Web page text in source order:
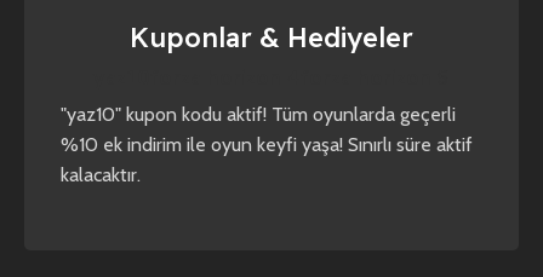
Kuponlar & Hediyeler
"yaz10" kupon kodu aktif! Tüm oyunlarda geçerli
%10 ek indirim ile oyun keyfi yaşa! Sınırlı süre aktif
kalacaktır.